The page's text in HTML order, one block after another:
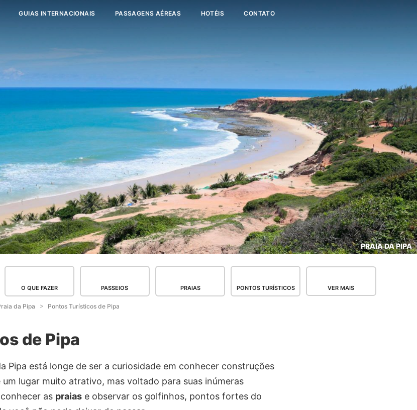
GUIAS INTERNACIONAIS PASSAGENS AÉREAS HOTÉIS CONTATO
PRAIA DA PIPA
O QUE FAZER PASSEIOS PRAIAS PONTOS TURÍSTICOS VER MAIS
da Pipa Pontos Turísticos de Pipa
de Pipa
Pipa está longe de ser a curiosidade em conhecer construções
um lugar muito atrativo, mas voltado para suas inúmeras
as praias e observar os golfinhos, pontos fortes do